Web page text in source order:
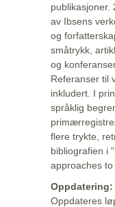
publikasjoner.
av Ibsens
og
småtrykk,
og
Referanser til
inkludert. I
språklig
flere trykte,
bibliografien i
approaches
Oppdatering:
Oppdateres